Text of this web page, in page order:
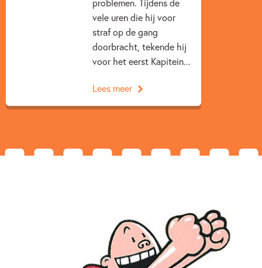
problemen. Tijdens de
vele uren die hij voor
straf op de gang
doorbracht, tekende hij
voor het eerst Kapitein...
Lees meer